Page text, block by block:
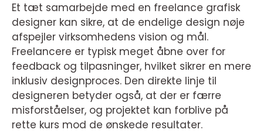
Et tæt samarbejde med en freelance grafisk
designer kan sikre, at de endelige design nøje
afspejler virksomhedens vision og mål.
Freelancere er typisk meget åbne over for
feedback og tilpasninger, hvilket sikrer en mere
inklusiv designproces. Den direkte linje til
designeren betyder også, at der er færre
misforståelser, og projektet kan forblive på
rette kurs mod de ønskede resultater.